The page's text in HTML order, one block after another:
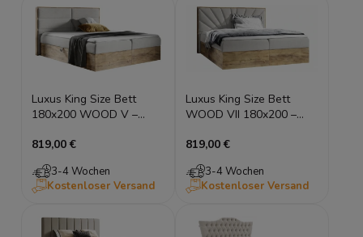
Luxus King Size Bett
180x200 WOOD V –
Wotan inkl. Topper
819,00 €
3-4 Wochen
Kostenloser Versand
Luxus King Size Bett
WOOD VII 180x200 –
Wotan inkl. Topper
819,00 €
3-4 Wochen
Kostenloser Versand